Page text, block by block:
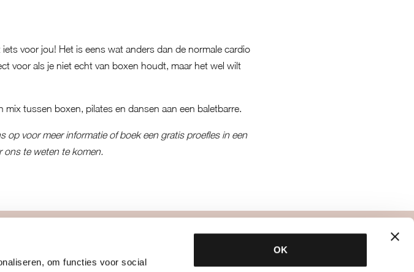
om functies voor social
OK
voor jou! Het is eens wat anders dan de normale cardio
voor als je niet echt van boxen houdt, maar het wel wilt
mix tussen boxen, pilates en dansen aan een baletbarre.
op voor meer informatieofboek een gratis proefles in een
ons te weten te komen.
info proefles bbb dietetiek